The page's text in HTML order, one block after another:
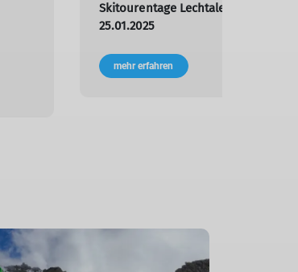
Skitourentage Lechtaler Alpen
25.01.2025
mehr erfahren